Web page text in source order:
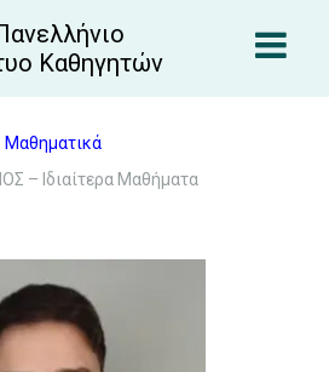
Καθηγητών
Μαθηματικά
– Ιδιαίτερα Μαθήματα